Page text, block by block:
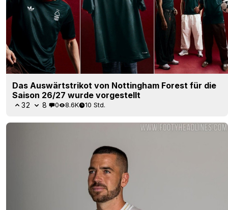
Das Auswärtstrikot von Nottingham Forest für die
Saison 26/27 wurde vorgestellt
32 8 0 8.6K 10 Std.